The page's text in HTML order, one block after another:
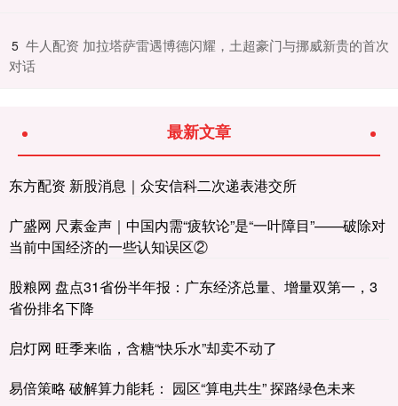
5 ​牛人配资 加拉塔萨雷遇博德闪耀，土超豪门与挪威新贵的首次
对话
最新文章
东方配资 新股消息｜众安信科二次递表港交所
广盛网 尺素金声｜中国内需“疲软论”是“一叶障目”——破除对
当前中国经济的一些认知误区②
股粮网 盘点31省份半年报：广东经济总量、增量双第一，3
省份排名下降
启灯网 旺季来临，含糖“快乐水”却卖不动了
易倍策略 破解算力能耗： 园区“算电共生” 探路绿色未来